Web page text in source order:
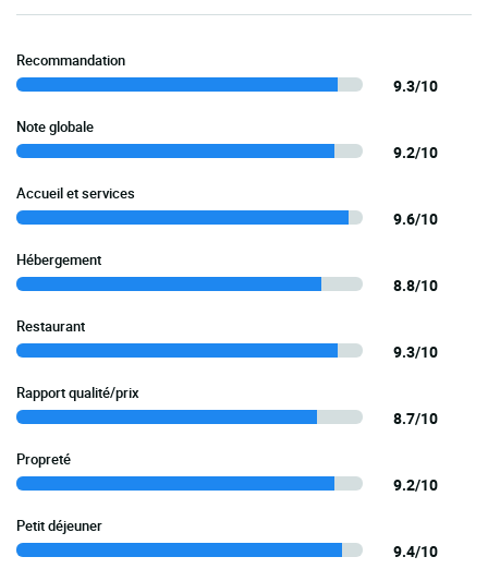
Recommandation
9.3/10
Note globale
9.2/10
Accueil et services
9.6/10
Hébergement
8.8/10
Restaurant
9.3/10
Rapport qualité/prix
8.7/10
Propreté
9.2/10
Petit déjeuner
9.4/10